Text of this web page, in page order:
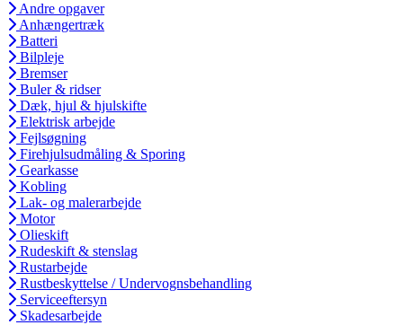
Andre opgaver
Anhængertræk
Batteri
Bilpleje
Bremser
Buler & ridser
Dæk, hjul & hjulskifte
Elektrisk arbejde
Fejlsøgning
Firehjulsudmåling & Sporing
Gearkasse
Kobling
Lak- og malerarbejde
Motor
Olieskift
Rudeskift & stenslag
Rustarbejde
Rustbeskyttelse / Undervognsbehandling
Serviceeftersyn
Skadesarbejde